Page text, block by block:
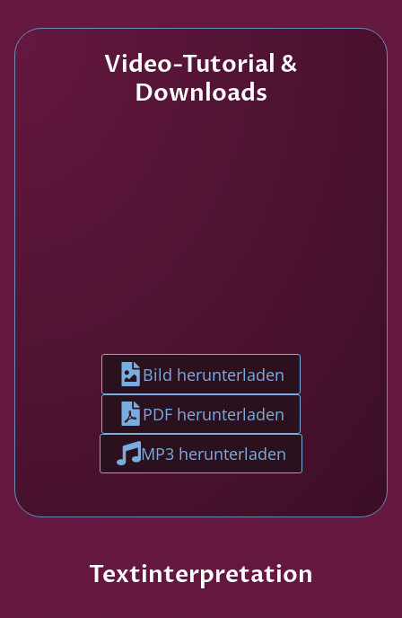
Video-Tutorial &
Downloads
Bild herunterladen
PDF herunterladen
MP3 herunterladen
Textinterpretation